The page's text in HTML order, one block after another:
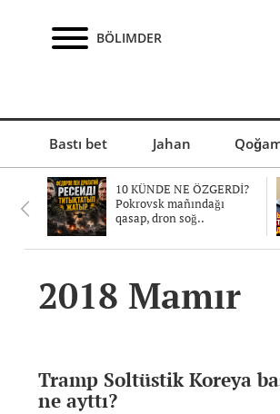
BÖLIMDER
Bastı bet Jahan
10 KÜNDE NE ÖZGERDİ?
Pokrovsk mañındağı
qasap, dron soğ..
2018 Mamır
Tramp Soltüstik Koreya
ne ayttı?